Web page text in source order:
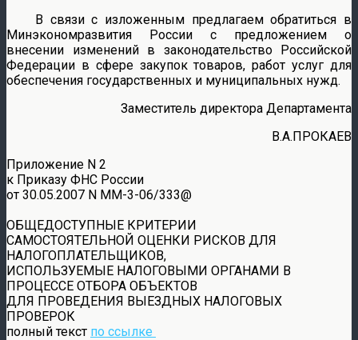
В связи с изложенным предлагаем обратиться в
Минэкономразвития России с предложением о
внесении изменений в законодательство Российской
Федерации в сфере закупок товаров, работ услуг для
обеспечения государственных и муниципальных нужд.
Заместитель директора Департамента
В.А.ПРОКАЕВ
Приложение N 2
к Приказу ФНС России
от 30.05.2007 N ММ-3-06/333@
ОБЩЕДОСТУПНЫЕ КРИТЕРИИ
САМОСТОЯТЕЛЬНОЙ ОЦЕНКИ РИСКОВ ДЛЯ
НАЛОГОПЛАТЕЛЬЩИКОВ,
ИСПОЛЬЗУЕМЫЕ НАЛОГОВЫМИ ОРГАНАМИ В
ПРОЦЕССЕ ОТБОРА ОБЪЕКТОВ
ДЛЯ ПРОВЕДЕНИЯ ВЫЕЗДНЫХ НАЛОГОВЫХ
ПРОВЕРОК
полный текст по ссылке